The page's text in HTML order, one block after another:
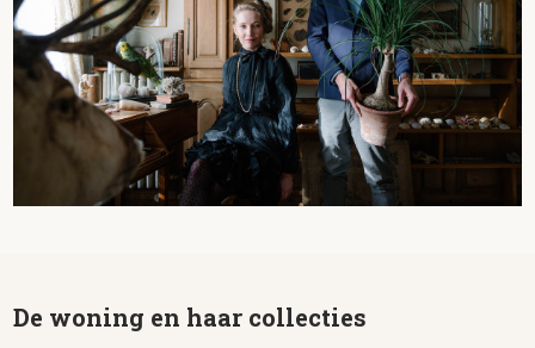
De woning en haar collecties